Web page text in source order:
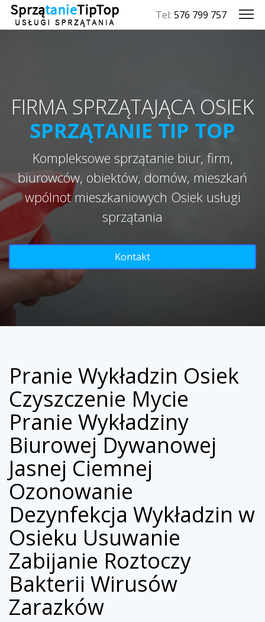
Tel: 576 799 757
FIRMA SPRZĄTAJĄCA OSIEK
SPRZĄTANIE TIP TOP
Kompleksowe sprzątanie biur, firm,
biurowców, obiektów, domów, mieszkań
wpólnot mieszkaniowych Osiek usługi
sprzątania
Kontakt
Pranie Wykładzin Osiek
Czyszczenie Mycie
Pranie Wykładziny
Biurowej Dywanowej
Jasnej Ciemnej
Ozonowanie
Dezynfekcja Wykładzin w
Osieku Usuwanie
Zabijanie Roztoczy
Bakterii Wirusów
Zarazków